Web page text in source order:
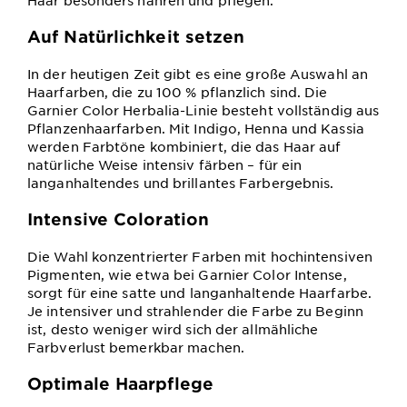
Auf Natürlichkeit setzen
In der heutigen Zeit gibt es eine große Auswahl an
Haarfarben, die zu 100 % pflanzlich sind. Die
Garnier Color Herbalia-Linie besteht vollständig aus
Pflanzenhaarfarben. Mit Indigo, Henna und Kassia
werden Farbtöne kombiniert, die das Haar auf
natürliche Weise intensiv färben – für ein
langanhaltendes und brillantes Farbergebnis.
Intensive Coloration
Die Wahl konzentrierter Farben mit hochintensiven
Pigmenten, wie etwa bei Garnier Color Intense,
sorgt für eine satte und langanhaltende Haarfarbe.
Je intensiver und strahlender die Farbe zu Beginn
ist, desto weniger wird sich der allmähliche
Farbverlust bemerkbar machen.
Optimale Haarpflege